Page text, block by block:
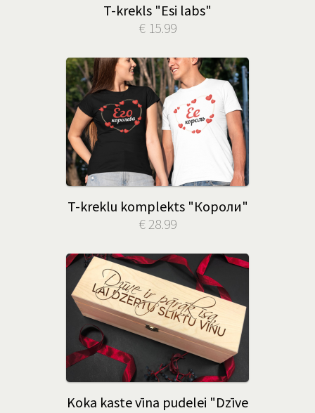
T-krekls "Esi labs"
€ 15.99
T-kreklu komplekts "Короли"
€ 28.99
Koka kaste vīna pudelei "Dzīve